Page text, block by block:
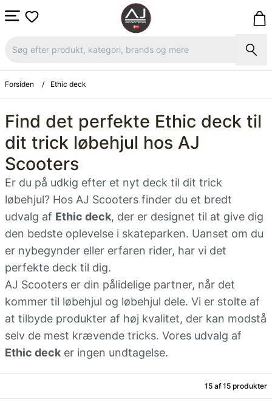
Forsiden / Ethic deck
Find det perfekte Ethic deck til
dit trick løbehjul hos AJ
Scooters
Er du på udkig efter et nyt deck til dit trick
løbehjul? Hos AJ Scooters finder du et bredt
udvalg af Ethic deck, der er designet til at give dig
den bedste oplevelse i skateparken. Uanset om du
er nybegynder eller erfaren rider, har vi det
perfekte deck til dig.
AJ Scooters er din pålidelige partner, når det
kommer til løbehjul og løbehjul dele. Vi er stolte af
at tilbyde produkter af høj kvalitet, der kan modstå
selv de mest krævende tricks. Vores udvalg af
Ethic deck er ingen undtagelse.
15 af15 produkter